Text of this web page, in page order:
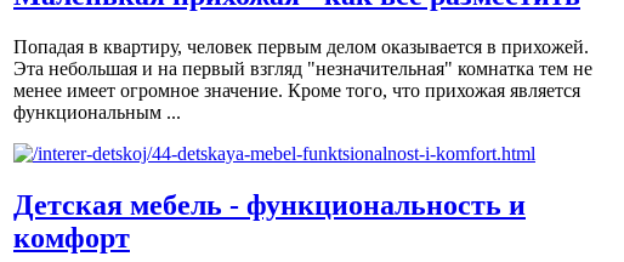
Попадая в квартиру, человек первым делом оказывается в прихожей.
Эта небольшая и на первый взгляд "незначительная" комнатка тем не
менее имеет огромное значение. Кроме того, что прихожая является
функциональным ...
Детская мебель - функциональность и
комфорт